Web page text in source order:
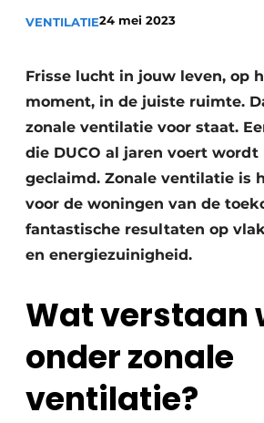
Vacatures
Binnenklimaat
Brandbeveiliging
Ventilatie
Warmtepompen
VENTILATIE24 mei 2023
Frisse lucht in jouw leven, op
moment, in de juiste ruimte.
zonale ventilatie voor staat.
die DUCO al jaren voert
geclaimd. Zonale ventilatie is
voor de woningen van de
fantastische resultaten op
en energiezuinigheid.
Wat verstaan
onder zonale
ventilatie?